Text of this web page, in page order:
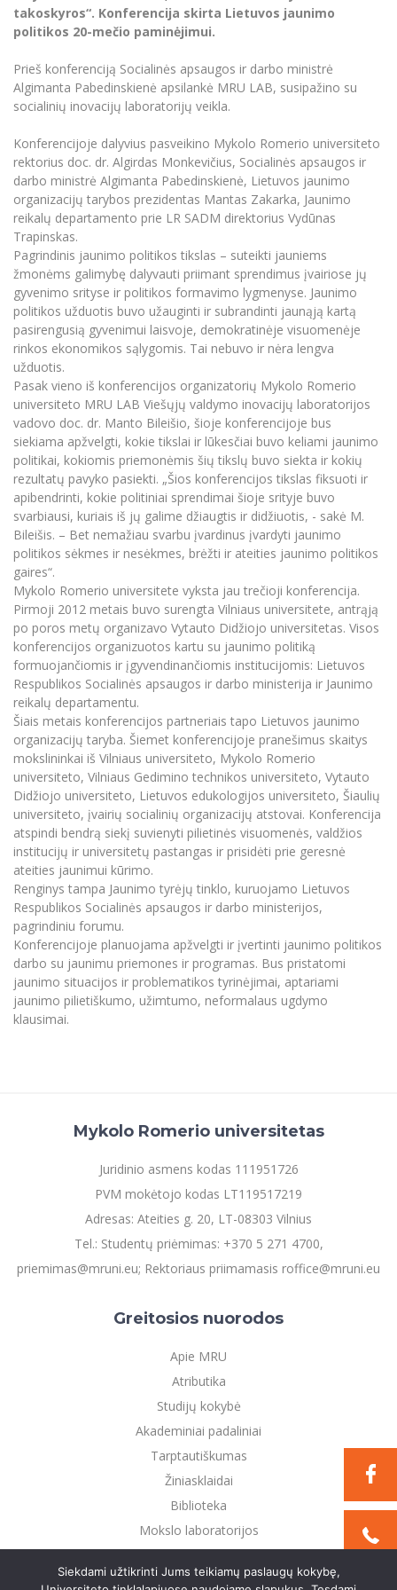
Universiteto teatras
MRU pop vokalinis ansamblis (vadovas Artūras
MRU merginų choras
Neformaliuoju ir (ar) savišvietos būdu įgytų
kompetencijų vertinimas ir pripažinimas
Studijų organizavimas
Erasmus+ mobilumas praktikoms (SMP)
Partnerystės
Vilniaus Karaliaus Sedžiongo institutas
Frankofoniškų šalių studijų centras
Emocinė gerovė
Mokslo laboratorijos
Doktorantūra
Akademinė leidyba
Mokymų LAB
Kasmetiniai mokslo renginiai
Veiklos dokumentai
Akademinė etika
Darbas MRU
Universiteto simbolika
Atributika
Naujienos
Tarptautiškumas
Studentams
Studentams
Darbuotojams
Partnerystės
Azijos centras
Vilniaus Karaliaus Sedžiongo institutas
Frankofoniškų šalių studijų centras
Darbuotojams
Partnerystės
Azijos centras
Vilniaus Karaliaus Sedžiongo institutas
Frankofoniškų šalių studijų centras
Darnus vystymasis
Privatumo politika
Negalia ir individualieji poreikiai
Viešai skelbiama informacija
Parama Ukrainai
Civilinė sauga
Korupcijos prevencija
Sūduvos akademija
Tinklalaidės
Magistrantūros studijos
Vadovų MBA
Teisės LL.M.
Papildomosios studijos
Pedagogų rengimas
Doktorantūros studijos
Profesinės bakalauro studijos
Personalo valdymo centras
Privačių interesų deklaravimas
Informacija naujiems darbuotojams
Studijų Moodle (studijų vykdymui)
Studijų tvarkaraštis
Informacinė sistema "Studijos"
Darbuotojų elektroninis paštas
Daugiafaktorinė autentifikacija universiteto
darbuotojams (MFA)
Mokslininkų profiliai "CRIS"
Bendruomenės gerovė
Darbuotojų kvalifikacijos kėlimas
Intranetas
eDVS
Microsoft Office 365
MRU mobilios programėlės
Pagalbos sistema
Profesinė sąjunga
Kontaktų paieška
takoskyros“. Konferencija skirta Lietuvos jaunimo
politikos 20-mečio paminėjimui.
Prieš konferenciją Socialinės apsaugos ir darbo ministrė
Algimanta Pabedinskienė apsilankė MRU LAB, susipažino su
socialinių inovacijų laboratorijų veikla.
Konferencijoje dalyvius pasveikino Mykolo Romerio universiteto
rektorius doc. dr. Algirdas Monkevičius, Socialinės apsaugos ir
darbo ministrė Algimanta Pabedinskienė, Lietuvos jaunimo
organizacijų tarybos prezidentas Mantas Zakarka, Jaunimo
reikalų departamento prie LR SADM direktorius Vydūnas
Trapinskas.
Pagrindinis jaunimo politikos tikslas – suteikti jauniems
žmonėms galimybę dalyvauti priimant sprendimus įvairiose jų
gyvenimo srityse ir politikos formavimo lygmenyse. Jaunimo
politikos užduotis buvo užauginti ir subrandinti jaunąją kartą
pasirengusią gyvenimui laisvoje, demokratinėje visuomenėje
rinkos ekonomikos sąlygomis. Tai nebuvo ir nėra lengva
užduotis.
Pasak vieno iš konferencijos organizatorių Mykolo Romerio
universiteto MRU LAB Viešųjų valdymo inovacijų laboratorijos
vadovo doc. dr. Manto Bileišio, šioje konferencijoje bus
siekiama apžvelgti, kokie tikslai ir lūkesčiai buvo keliami jaunimo
politikai, kokiomis priemonėmis šių tikslų buvo siekta ir kokių
rezultatų pavyko pasiekti. „Šios konferencijos tikslas fiksuoti ir
apibendrinti, kokie politiniai sprendimai šioje srityje buvo
svarbiausi, kuriais iš jų galime džiaugtis ir didžiuotis, - sakė M.
Bileišis. – Bet nemažiau svarbu įvardinus įvardyti jaunimo
politikos sėkmes ir nesėkmes, brėžti ir ateities jaunimo politikos
gaires“.
Mykolo Romerio universitete vyksta jau trečioji konferencija.
Pirmoji 2012 metais buvo surengta Vilniaus universitete, antrąją
po poros metų organizavo Vytauto Didžiojo universitetas. Visos
konferencijos organizuotos kartu su jaunimo politiką
formuojančiomis ir įgyvendinančiomis institucijomis: Lietuvos
Respublikos Socialinės apsaugos ir darbo ministerija ir Jaunimo
reikalų departamentu.
Šiais metais konferencijos partneriais tapo Lietuvos jaunimo
organizacijų taryba. Šiemet konferencijoje pranešimus skaitys
mokslininkai iš Vilniaus universiteto, Mykolo Romerio
universiteto, Vilniaus Gedimino technikos universiteto, Vytauto
Didžiojo universiteto, Lietuvos edukologijos universiteto, Šiaulių
universiteto, įvairių socialinių organizacijų atstovai. Konferencija
atspindi bendrą siekį suvienyti pilietinės visuomenės, valdžios
institucijų ir universitetų pastangas ir prisidėti prie geresnė
ateities jaunimui kūrimo.
Renginys tampa Jaunimo tyrėjų tinklo, kuruojamo Lietuvos
Respublikos Socialinės apsaugos ir darbo ministerijos,
pagrindiniu forumu.
Konferencijoje planuojama apžvelgti ir įvertinti jaunimo politikos
darbo su jaunimu priemones ir programas. Bus pristatomi
jaunimo situacijos ir problematikos tyrinėjimai, aptariami
jaunimo pilietiškumo, užimtumo, neformalaus ugdymo
klausimai.
Mykolo Romerio universitetas
Juridinio asmens kodas 111951726
PVM mokėtojo kodas LT119517219
Adresas: Ateities g. 20, LT-08303 Vilnius
Tel.: Studentų priėmimas: +370 5 271 4700,
priemimas@mruni.eu; Rektoriaus priimamasis roffice@mruni.eu
Greitosios nuorodos
Apie MRU
Atributika
Studijų kokybė
Akademiniai padaliniai
Tarptautiškumas
Žiniasklaidai
Biblioteka
Mokslo laboratorijos
Privatumo politika
Siekdami užtikrinti Jums teikiamų paslaugų kokybę,